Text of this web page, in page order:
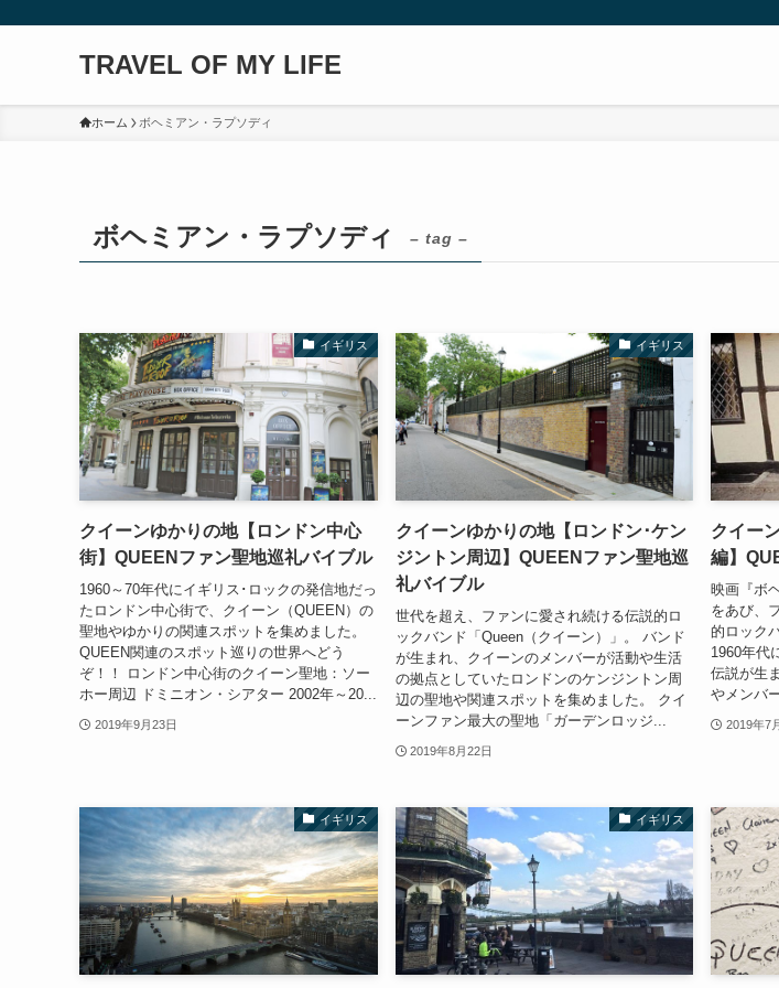
TRAVEL OF MY LIFE
ホーム ボヘミアン・ラプソディ
ボヘミアン・ラプソディ – tag –
イギリス
クイーンゆかりの地【ロンドン中心
街】QUEENファン聖地巡礼バイブル
1960～70年代にイギリス･ロックの発信地だっ
たロンドン中心街で、クイーン（QUEEN）の
聖地やゆかりの関連スポットを集めました。
QUEEN関連のスポット巡りの世界へどう
ぞ！！ ロンドン中心街のクイーン聖地：ソー
ホー周辺 ドミニオン・シアター 2002年～20...
2019年9月23日
イギリス
クイーンゆかりの地【ロンドン･ケン
ジントン周辺】QUEENファン聖地巡
礼バイブル
世代を超え、ファンに愛され続ける伝説的ロ
ックバンド「Queen（クイーン）」。 バンド
が生まれ、クイーンのメンバーが活動や生活
の拠点としていたロンドンのケンジントン周
辺の聖地や関連スポットを集めました。 クイ
ーンファン最大の聖地「ガーデンロッジ...
2019年8月22日
クイー
編】
映画『ボ
をあび、
的ロック
1960年代
伝説が生
やメンバ
2019年7
イギリス イギリス